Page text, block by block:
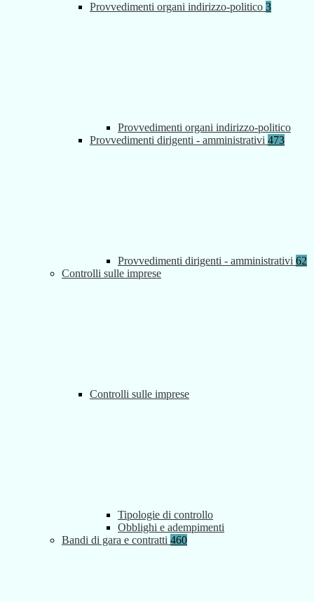
Provvedimenti organi indirizzo-politico 3
Provvedimenti organi indirizzo-politico
Provvedimenti dirigenti - amministrativi 473
Provvedimenti dirigenti - amministrativi 62
Controlli sulle imprese
Controlli sulle imprese
Tipologie di controllo
Obblighi e adempimenti
Bandi di gara e contratti 460